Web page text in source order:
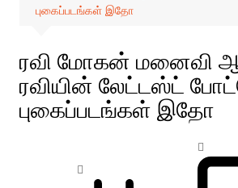
புகைப்படங்கள் இதோ
ரவி மோகன் மனைவி
ரவியின் லேட்டஸ்ட்
புகைப்படங்கள் இதோ